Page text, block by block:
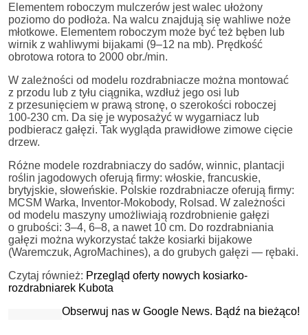
Elementem roboczym mulczerów jest walec ułożony
poziomo do podłoża. Na walcu znajdują się wahliwe noże
młotkowe. Elementem roboczym może być też bęben lub
wirnik z wahliwymi bijakami (9–12 na mb). Prędkość
obrotowa rotora to 2000 obr./min.
W zależności od modelu rozdrabniacze można montować
z przodu lub z tyłu ciągnika, wzdłuż jego osi lub
z przesunięciem w prawą stronę, o szerokości roboczej
100-230 cm. Da się je wyposażyć w wygarniacz lub
podbieracz gałęzi. Tak wygląda prawidłowe zimowe cięcie
drzew.
Różne modele rozdrabniaczy do sadów, winnic, plantacji
roślin jagodowych oferują firmy: włoskie, francuskie,
brytyjskie, słoweńskie. Polskie rozdrabniacze oferują firmy:
MCSM Warka, Inventor-Mokobody, Rolsad. W zależności
od modelu maszyny umożliwiają rozdrobnienie gałęzi
o grubości: 3–4, 6–8, a nawet 10 cm. Do rozdrabniania
gałęzi można wykorzystać także kosiarki bijakowe
(Waremczuk, AgroMachines), a do grubych gałęzi — rębaki.
Czytaj również: Przegląd oferty nowych kosiarko-
rozdrabniarek Kubota
Obserwuj nas w Google News. Bądź na bieżąco!